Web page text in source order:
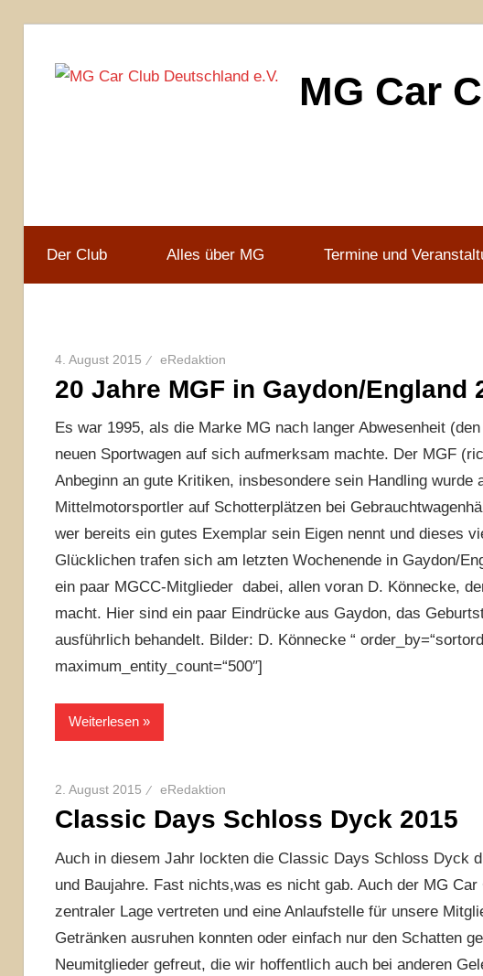
Inhalt
MG Car
Der Club Alles über MG Termine und
4. August 2015 eRedaktion
20 Jahre MGF in Gaydon/England
Es war 1995, als die Marke MG nach langer Abwesenheit
neuen Sportwagen auf sich aufmerksam machte. Der MGF
Anbeginn an gute Kritiken, insbesondere sein Handling
Mittelmotorsportler auf Schotterplätzen bei
wer bereits ein gutes Exemplar sein Eigen nennt und dieses
Glücklichen trafen sich am letzten Wochenende in Gaydon/
ein paar MGCC-Mitglieder dabei, allen voran D. Könnecke,
macht. Hier sind ein paar Eindrücke aus Gaydon, das
ausführlich behandelt. Bilder: D. Könnecke “
maximum_entity_count=“500″]
Weiterlesen
2. August 2015 eRedaktion
Classic Days Schloss Dyck 2015
Auch in diesem Jahr lockten die Classic Days Schloss Dyck
und Baujahre. Fast nichts,was es nicht gab. Auch der MG
zentraler Lage vertreten und eine Anlaufstelle für unsere
Getränken ausruhen konnten oder einfach nur den Schatten
Neumitglieder gefreut, die wir hoffentlich auch bei anderen